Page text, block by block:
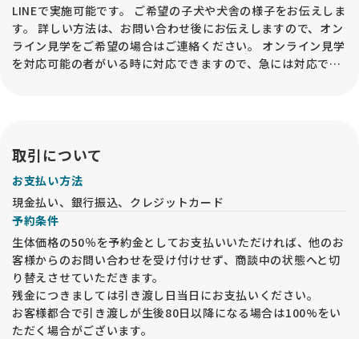
LINEで実施可能です。 ご希望の子犬や犬舎の様子をお伝えしま
す。 詳しい方法は、お問い合わせ後にお伝えしますので、オン
ライン見学をご希望の場合はご連絡ください。 オンライン見学
を対応可能の者がいる時に対応できますので、急には対応でき
取引について
お支払い方法
現金払い、銀行振込、クレジットカード
予約条件
生体価格の50％を予約金としてお支払いいただければ、他のお
客様からのお問い合わせを受け付けせず、商談中の状態へと切
り替えさせていただきます。
残金につきましては引き渡し日当日にお支払いください。
お客様都合で引き渡しが生後80日以降になる場合は100%をい
ただく場合がございます。